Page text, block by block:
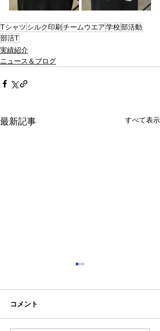
Tシャツ シルク印刷 チームウエア学校部活動
部活T
実績紹介
ニュース＆ブログ
最新記事 すべて表示
コメント